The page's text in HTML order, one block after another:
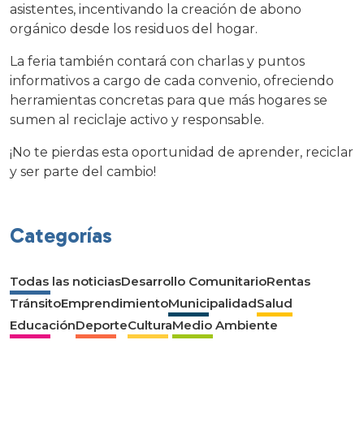
asistentes, incentivando la creación de abono
orgánico desde los residuos del hogar.
La feria también contará con charlas y puntos
informativos a cargo de cada convenio, ofreciendo
herramientas concretas para que más hogares se
sumen al reciclaje activo y responsable.
¡No te pierdas esta oportunidad de aprender, reciclar
y ser parte del cambio!
Categorías
Todas las noticiasDesarrollo ComunitarioRentas
TránsitoEmprendimientoMunicipalidadSalud
EducaciónDeporteCulturaMedio Ambiente